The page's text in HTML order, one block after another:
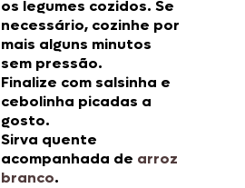
os legumes cozidos. Se
necessário, cozinhe por
mais alguns minutos
sem pressão.
Finalize com salsinha e
cebolinha picadas a
gosto.
Sirva quente
acompanhada de arroz
branco.